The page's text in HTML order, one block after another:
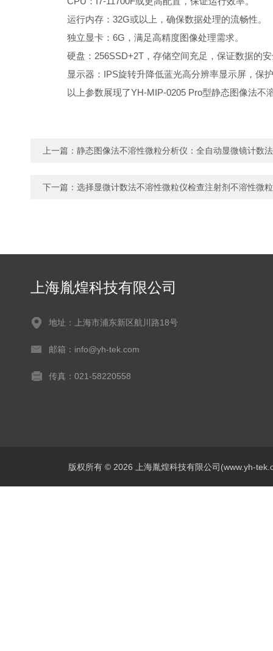
运行内存：32G或以上，确保数据处理的流畅性。
独立显卡：6G，满足高精度图像处理需求。
硬盘：256SSD+2T，存储空间充足，保证数据的安
显示器：IPS旋转升降低蓝光高分辨率显示屏，保
以上参数展现了YH-MIP-0205 Pro型静态图像法不
上一篇： 静态图像法不溶性微粒分析仪：全自动显微镜计数
下一篇： 选择显微计数法不溶性微粒仪检查注射剂不溶性微
上海胤煌科技有限公司
地址：上海市浦东新区航川路18号
邮箱：info@yh-tek.com
传真：021-58220558
版权所有 © 2026 上海胤煌科技有限公司(www.yh-